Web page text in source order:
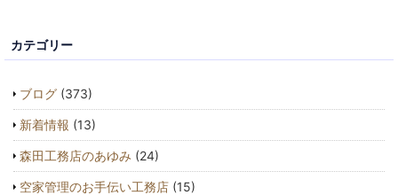
カテゴリー
ブログ (373)
新着情報 (13)
森田工務店のあゆみ (24)
空家管理のお手伝い工務店 (15)